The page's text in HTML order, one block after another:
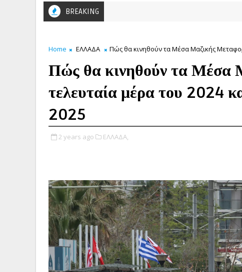
BREAKING
Home ΕΛΛΑΔΑ Πώς θα κινηθούν τα Μέσα Μαζικής
Πώς θα κινηθούν τα Μέσα
τελευταία μέρα του 2024
2025
2 years ago ΕΛΛΑΔΑ,